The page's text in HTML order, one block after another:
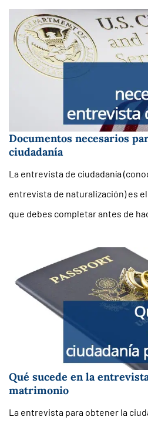
Documentos necesarios
ciudadanía
La entrevista de ciudadanía
entrevista de naturalización) es
que debes completar antes de
Qué sucede en la
matrimonio
La entrevista para obtener la